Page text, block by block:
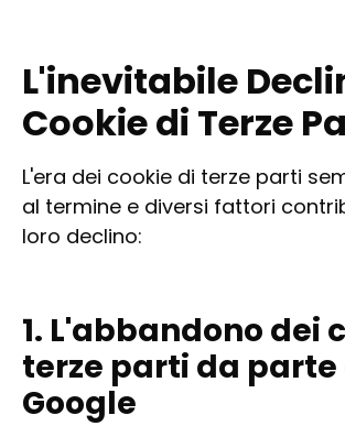
L'inevitabile
Cookie di Terze
L'era dei cookie di terze parti
al termine e diversi fattori
loro declino:
1. L'abbandono dei
terze parti da parte
Google